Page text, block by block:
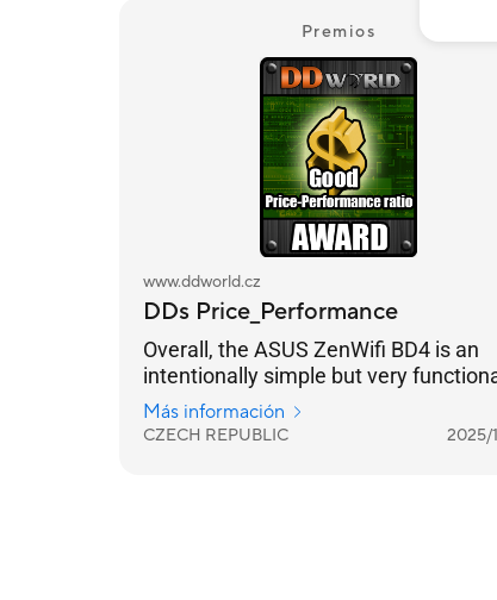
Premios
www.ddworld.cz
DDs Price_Performance
Overall, the ASUS ZenWifi BD4 is an
intentionally simple but very
practical solution for strengthening
home internet coverage. And in
Más información
CZECH REPUBLIC 2025/